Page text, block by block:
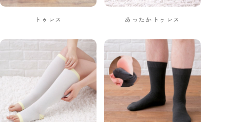
トゥレス あったかトゥレス